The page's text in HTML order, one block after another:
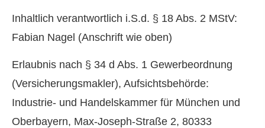
Inhaltlich verantwortlich i.S.d. § 18 Abs. 2 MStV:
Fabian Nagel (Anschrift wie oben)
Erlaubnis nach § 34 d Abs. 1 Gewerbeordnung
(Ver­sicherungs­makler), Aufsichtsbehörde:
Industrie- und Handelskammer für München und
Oberbayern, Max-Joseph-Straße 2, 80333